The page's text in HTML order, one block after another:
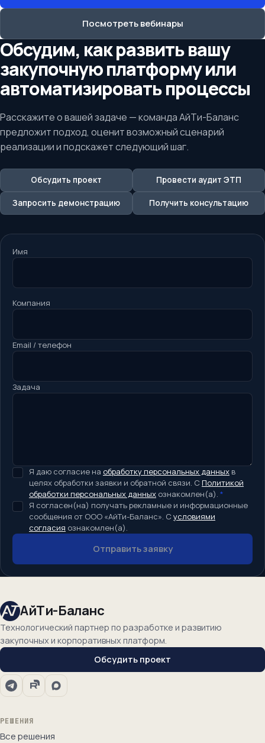
Посмотреть вебинары
Обсудим, как развить вашу
закупочную платформу или
автоматизировать процессы
Расскажите о вашей задаче — команда АйТи-Баланс
предложит подход, оценит возможный сценарий
реализации и подскажет следующий шаг.
Обсудить проект Провести аудит ЭТП
Запросить демонстрацию Получить консультацию
Имя
Компания
Email / телефон
Задача
Я даю согласие на обработку персональных данных в
целях обработки заявки и обратной связи. С Политикой
обработки персональных данных ознакомлен(а). *
Я согласен(на) получать рекламные и информационные
сообщения от ООО «АйТи-Баланс». С условиями
согласия ознакомлен(а).
Отправить заявку
АйТи-Баланс
Технологический партнер по разработке и развитию
закупочных и корпоративных платформ.
Обсудить проект
РЕШЕНИЯ
Все решения